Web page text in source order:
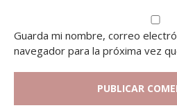
Guarda mi nombre, correo
navegador para la próxima vez